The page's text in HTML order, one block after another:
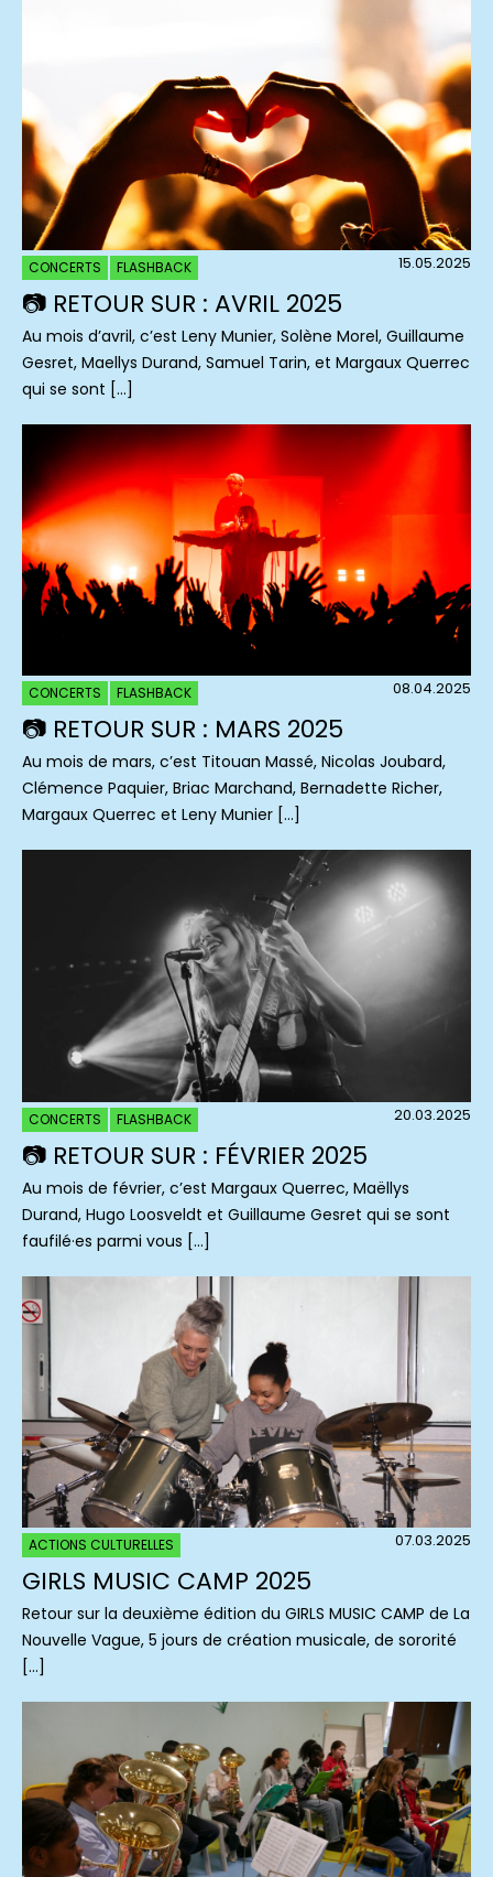
CONCERTS FLASHBACK 15.05.2025
📷 RETOUR SUR : AVRIL 2025
Au mois d’avril, c’est Leny Munier, Solène Morel, Guillaume
Gesret, Maellys Durand, Samuel Tarin, et Margaux Querrec
qui se sont […]
CONCERTS FLASHBACK 08.04.2025
📷 RETOUR SUR : MARS 2025
Au mois de mars, c’est Titouan Massé, Nicolas Joubard,
Clémence Paquier, Briac Marchand, Bernadette Richer,
Margaux Querrec et Leny Munier […]
CONCERTS FLASHBACK 20.03.2025
📷 RETOUR SUR : FÉVRIER 2025
Au mois de février, c’est Margaux Querrec, Maëllys
Durand, Hugo Loosveldt et Guillaume Gesret qui se sont
faufilé·es parmi vous […]
ACTIONS CULTURELLES 07.03.2025
GIRLS MUSIC CAMP 2025
Retour sur la deuxième édition du GIRLS MUSIC CAMP de La
Nouvelle Vague, 5 jours de création musicale, de sororité
[…]